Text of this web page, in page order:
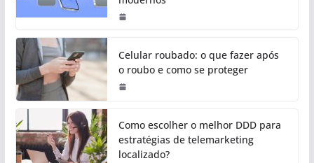
Celular roubado: o que fazer após
o roubo e como se proteger
Como escolher o melhor DDD para
estratégias de telemarketing
localizado?